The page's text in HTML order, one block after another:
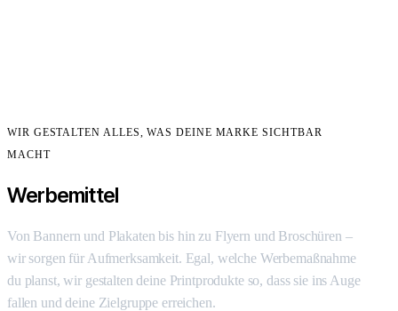
WIR GESTALTEN ALLES, WAS DEINE MARKE SICHTBAR
MACHT
Werbemittel
Von Bannern und Plakaten bis hin zu Flyern und Broschüren –
wir sorgen für Aufmerksamkeit. Egal, welche Werbemaßnahme
du planst, wir gestalten deine Printprodukte so, dass sie ins Auge
fallen und deine Zielgruppe erreichen.